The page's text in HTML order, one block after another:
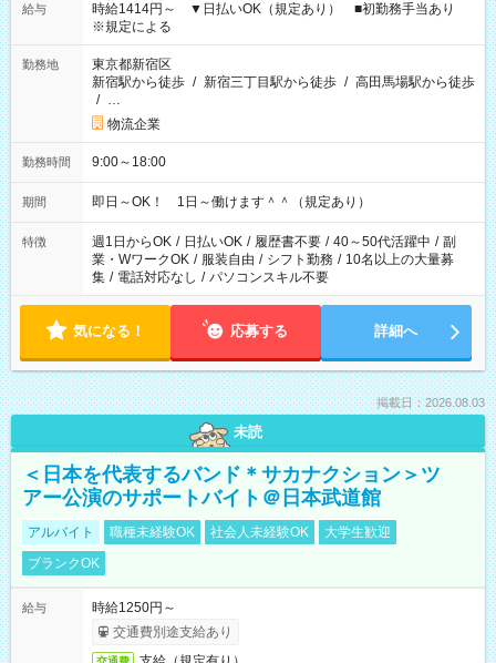
給与
時給1414円～ ▼日払いOK（規定あり） ■初勤務手当あり
※規定による
勤務地
東京都新宿区
新宿駅から徒歩 / 新宿三丁目駅から徒歩 / 高田馬場駅から徒歩
/ …
物流企業
勤務時間 9:00～18:00
期間 即日～OK！ 1日～働けます＾＾（規定あり）
特徴 週1日からOK / 日払いOK / 履歴書不要 / 40～50代活躍中 / 副
業・WワークOK / 服装自由 / シフト勤務 / 10名以上の大量募
集 / 電話対応なし / パソコンスキル不要
気になる！ 応募する 詳細へ
掲載日：2026.08.03
未読
＜日本を代表するバンド＊サカナクション＞ツ
アー公演のサポートバイト＠日本武道館
アルバイト 職種未経験OK 社会人未経験OK
大学生歓迎
ブランクOK
給与
時給1250円～
交通費別途支給あり